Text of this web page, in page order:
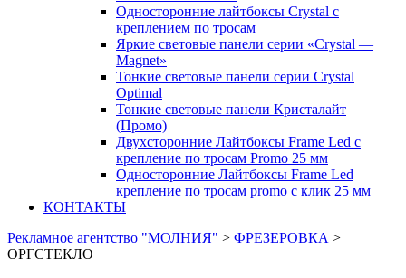
Односторонние лайтбоксы Crystal с
креплением по тросам
Яркие световые панели серии «Crystal —
Magnet»
Тонкие световые панели серии Crystal
Optimal
Тонкие световые панели Кристалайт
(Промо)
Двухсторонние Лайтбоксы Frame Led с
крепление по тросам Promo 25 мм
Односторонние Лайтбоксы Frame Led
крепление по тросам promo с клик 25 мм
КОНТАКТЫ
Рекламное агентство "МОЛНИЯ" > ФРЕЗЕРОВКА >
ОРГСТЕКЛО